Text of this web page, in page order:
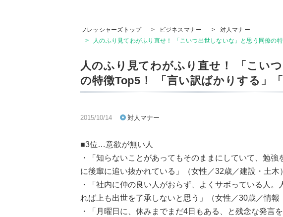
フレッシャーズトップ > ビジネスマナー >
対人マナー
>
人のふり見てわがふり直せ！ 「こいつ出世しないな」と思う同僚の
人のふり見てわがふり直せ！ 「こい
の特徴Top5！ 「言い訳ばかりする」「
2015/10/14 対人マナー
■3位…意欲が無い人
・「知らないことがあってもそのままにしていて、勉
に後輩に追い抜かれている」（女性／32歳／建設・土木）
・「社内に仲の良い人がおらず、よくサボっている人
れば上も出世を了承しないと思う」（女性／30歳／情報
・「月曜日に、休みまでまだ4日もある、と残念な発言